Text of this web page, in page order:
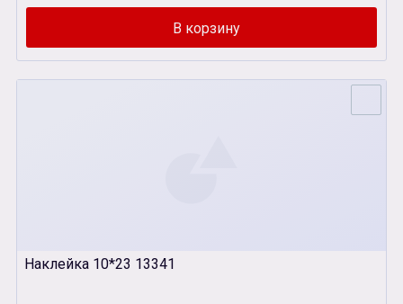
Наклейка 10*23 13341